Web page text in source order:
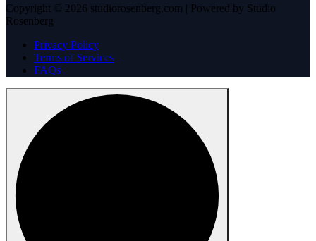
Copyright © 2026 studiorosenberg.com | Powered by Studio
Rosenberg
Privacy Policy
Terms of Services
FAQs